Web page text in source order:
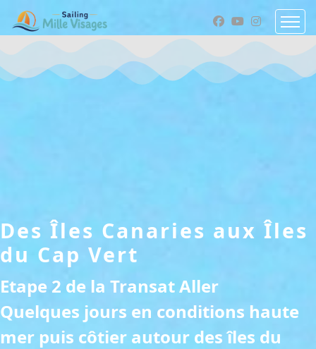
Des Îles Canaries aux Îles
du Cap Vert
Etape 2 de la Transat Aller
Quelques jours en conditions haute
mer puis côtier autour des îles du